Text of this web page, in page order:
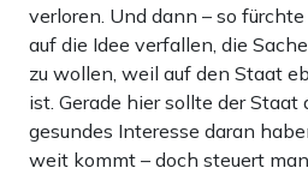
verloren. Und dann – so
auf die Idee verfallen, die
zu wollen, weil auf den Staat
ist. Gerade hier sollte der Staat
gesundes Interesse daran
weit kommt – doch steuert